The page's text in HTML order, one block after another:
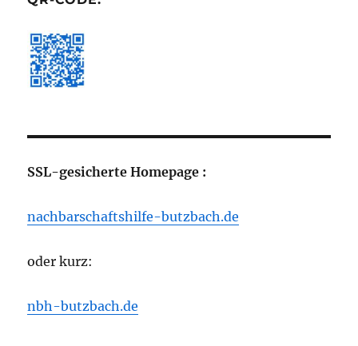
SSL-gesicherte Homepage :
nachbarschaftshilfe-butzbach.de
oder kurz:
nbh-butzbach.de